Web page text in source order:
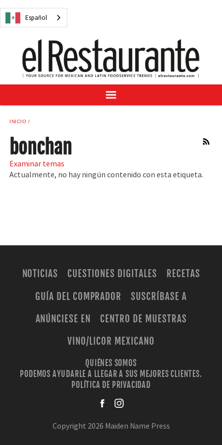
Español
NOTICIAS
RECETAS
GUÍA DEL COMPRADOR
SUSCRÍBASE A
CENTRO DE MUESTRAS
INICIO
RSS
bonchan
Examinar temas
Actualmente, no hay ningún contenido con esta etiqueta.
NOTICIAS CUESTIONES DIGITALES
RECETAS
GUÍA DEL COMPRADOR
SUSCRÍBASE A
ANÚNCIESE EN
CENTRO DE MUESTRAS
VINO/LICOR MEXICANO
QUIÉNES SOMOS
PODEMOS AYUDARLE A LLEGAR A SUS MEJORES CLIENTES.
POLÍTICA DE PRIVACIDAD
Copyright 2026 Maiden Name Press